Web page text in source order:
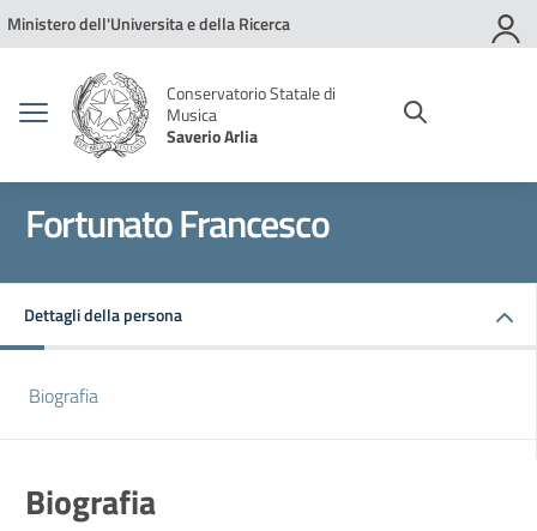
Vai ai contenuti
Vai al menu di navigazione
Vai al footer
Ministero dell'Universita e della Ricerca
Conservatorio Statale di
Musica
Saverio Arlia
Fortunato Francesco
Dettagli della persona
Biografia
Biografia